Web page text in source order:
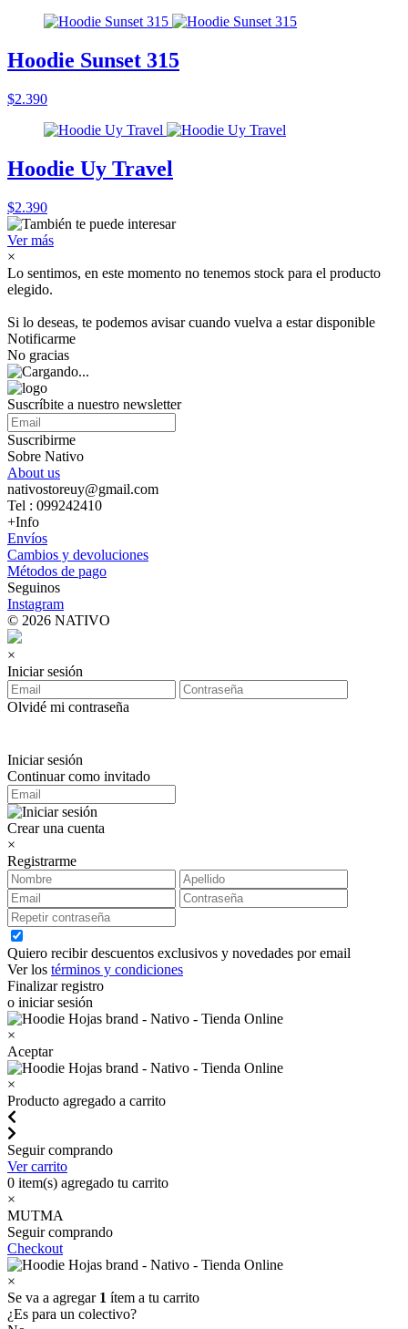
Hoodie Sunset 315
$2.390
Hoodie Uy Travel
$2.390
Ver más
×
Lo sentimos, en este momento no tenemos stock para el producto
elegido.
Si lo deseas, te podemos avisar cuando vuelva a estar disponible
Notificarme
No gracias
Suscríbite a nuestro newsletter
Suscribirme
Sobre Nativo
About us
nativostoreuy@gmail.com
Tel : 099242410
+Info
Envíos
Cambios y devoluciones
Métodos de pago
Seguinos
Instagram
© 2026 NATIVO
×
Iniciar sesión
Olvidé mi contraseña
Iniciar sesión
Continuar como invitado
Crear una cuenta
×
Registrarme
Quiero recibir descuentos exclusivos y novedades por email
Ver los términos y condiciones
Finalizar registro
o iniciar sesión
×
Aceptar
×
Producto agregado a carrito
Seguir comprando
Ver carrito
0 item(s) agregado tu carrito
×
MUTMA
Seguir comprando
Checkout
×
Se va a agregar 1 ítem a tu carrito
¿Es para un colectivo?